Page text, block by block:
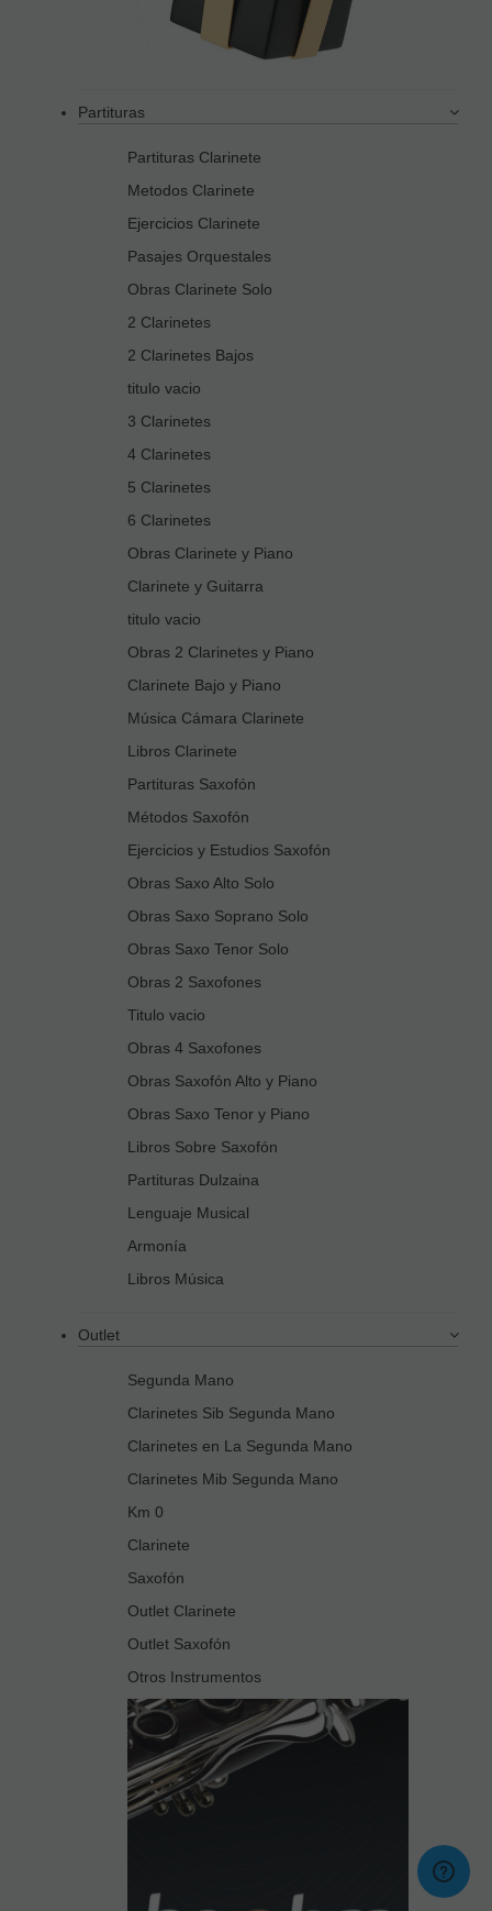
Partituras
Partituras Clarinete
Metodos Clarinete
Ejercicios Clarinete
Pasajes Orquestales
Obras Clarinete Solo
2 Clarinetes
2 Clarinetes Bajos
titulo vacio
3 Clarinetes
4 Clarinetes
5 Clarinetes
6 Clarinetes
Obras Clarinete y Piano
Clarinete y Guitarra
titulo vacio
Obras 2 Clarinetes y Piano
Clarinete Bajo y Piano
Música Cámara Clarinete
Libros Clarinete
Partituras Saxofón
Métodos Saxofón
Ejercicios y Estudios Saxofón
Obras Saxo Alto Solo
Obras Saxo Soprano Solo
Obras Saxo Tenor Solo
Obras 2 Saxofones
Titulo vacio
Obras 4 Saxofones
Obras Saxofón Alto y Piano
Obras Saxo Tenor y Piano
Libros Sobre Saxofón
Partituras Dulzaina
Lenguaje Musical
Armonía
Libros Música
Outlet
Segunda Mano
Clarinetes Sib Segunda Mano
Clarinetes en La Segunda Mano
Clarinetes Mib Segunda Mano
Km 0
Clarinete
Saxofón
Outlet Clarinete
Outlet Saxofón
Otros Instrumentos